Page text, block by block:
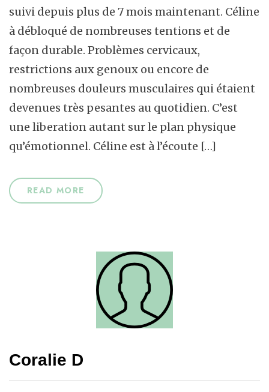
suivi depuis plus de 7 mois maintenant. Céline
à débloqué de nombreuses tentions et de
façon durable. Problèmes cervicaux,
restrictions aux genoux ou encore de
nombreuses douleurs musculaires qui étaient
devenues très pesantes au quotidien. C’est
une liberation autant sur le plan physique
qu’émotionnel. Céline est à l’écoute […]
READ MORE
Coralie D